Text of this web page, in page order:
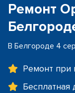
Ремонт
В Белгороде 4
Ремонт при
Бесплатная